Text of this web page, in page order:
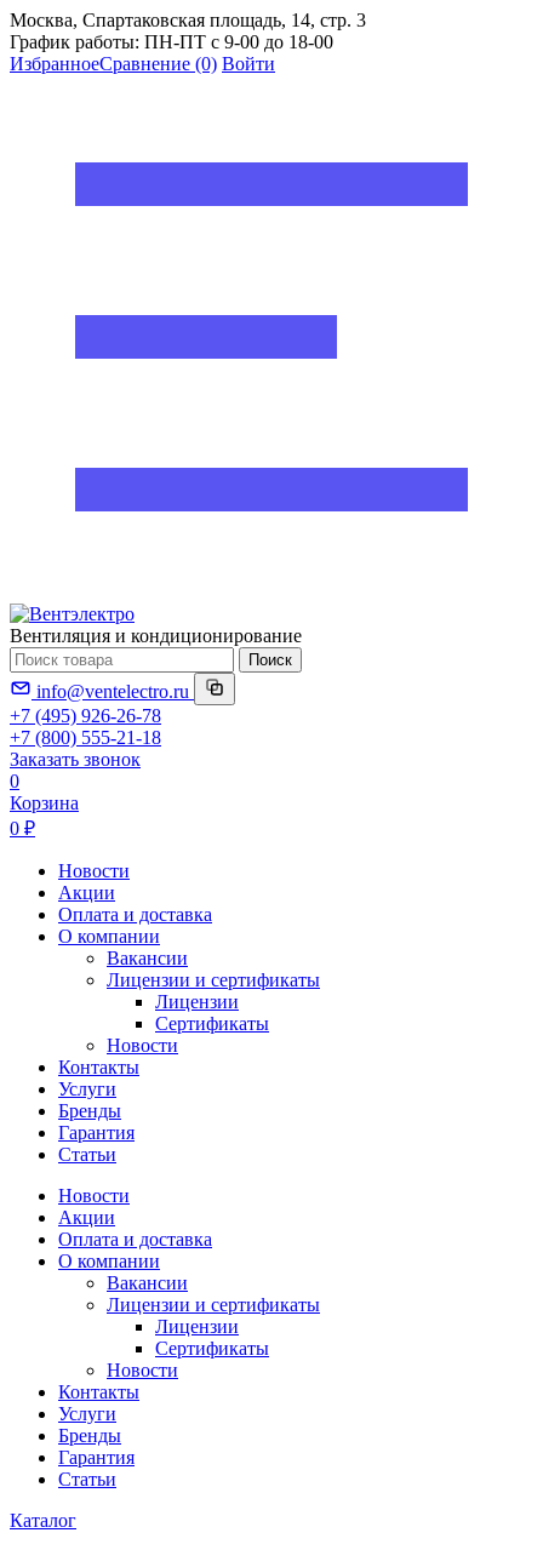
Москва, Спартаковская площадь, 14, стр. 3
График работы: ПН-ПТ с 9-00 до 18-00
ИзбранноеСравнение (0) Войти
Вентиляция и кондиционирование
Поиск
info@ventelectro.ru
+7 (495) 926-26-78
+7 (800) 555-21-18
Заказать звонок
0
Корзина
0 ₽
Новости
Акции
Оплата и доставка
О компании
Вакансии
Лицензии и сертификаты
Лицензии
Сертификаты
Новости
Контакты
Услуги
Бренды
Гарантия
Статьи
Новости
Акции
Оплата и доставка
О компании
Вакансии
Лицензии и сертификаты
Лицензии
Сертификаты
Новости
Контакты
Услуги
Бренды
Гарантия
Статьи
Каталог